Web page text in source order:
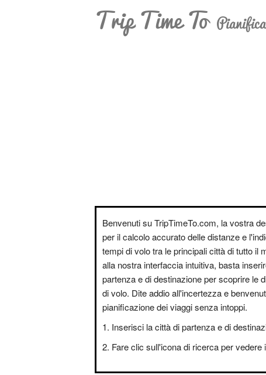
Trip Time To
Benvenuti su TripTimeTo.com, la vostra
per il calcolo accurato delle distanze e
tempi di volo tra le principali città di tutto il
alla nostra interfaccia intuitiva, basta
partenza e di destinazione per scoprire le
di volo. Dite addio all'incertezza e
pianificazione dei viaggi senza intoppi.
Inserisci la città di partenza e di
Fare clic sull'icona di ricerca per vedere